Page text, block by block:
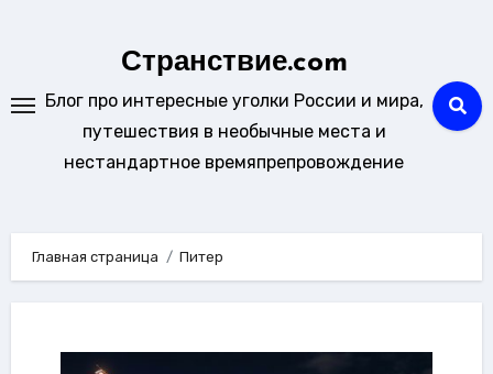
Странствие.com
Блог про интересные уголки России и мира,
путешествия в необычные места и
нестандартное времяпрепровождение
Главная страница Питер